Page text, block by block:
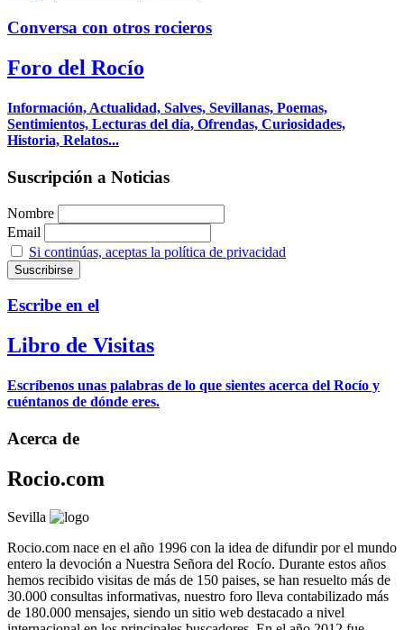
Conversa con otros rocieros
Foro del Rocío
Información, Actualidad, Salves, Sevillanas, Poemas,
Sentimientos, Lecturas del día, Ofrendas, Curiosidades,
Historia, Relatos...
Suscripción a Noticias
Nombre
Email
Si continúas, aceptas la política de privacidad
Escribe en el
Libro de Visitas
Escríbenos unas palabras de lo que sientes acerca del Rocío y
cuéntanos de dónde eres.
Acerca de
Rocio.com
Sevilla
Rocio.com nace en el año 1996 con la idea de difundir por el mundo
entero la devoción a Nuestra Señora del Rocío. Durante estos años
hemos recibido visitas de más de 150 paises, se han resuelto más de
30.000 consultas informativas, nuestro foro lleva contabilizado más
de 180.000 mensajes, siendo un sitio web destacado a nivel